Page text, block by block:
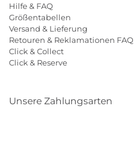
Hilfe & FAQ
Größentabellen
Versand & Lieferung
Retouren & Reklamationen FAQ
Click & Collect
Click & Reserve
Unsere Zahlungsarten